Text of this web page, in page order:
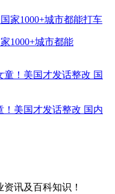
1000+城市都能
！美国才发话整改 国内
讯及百科知识！